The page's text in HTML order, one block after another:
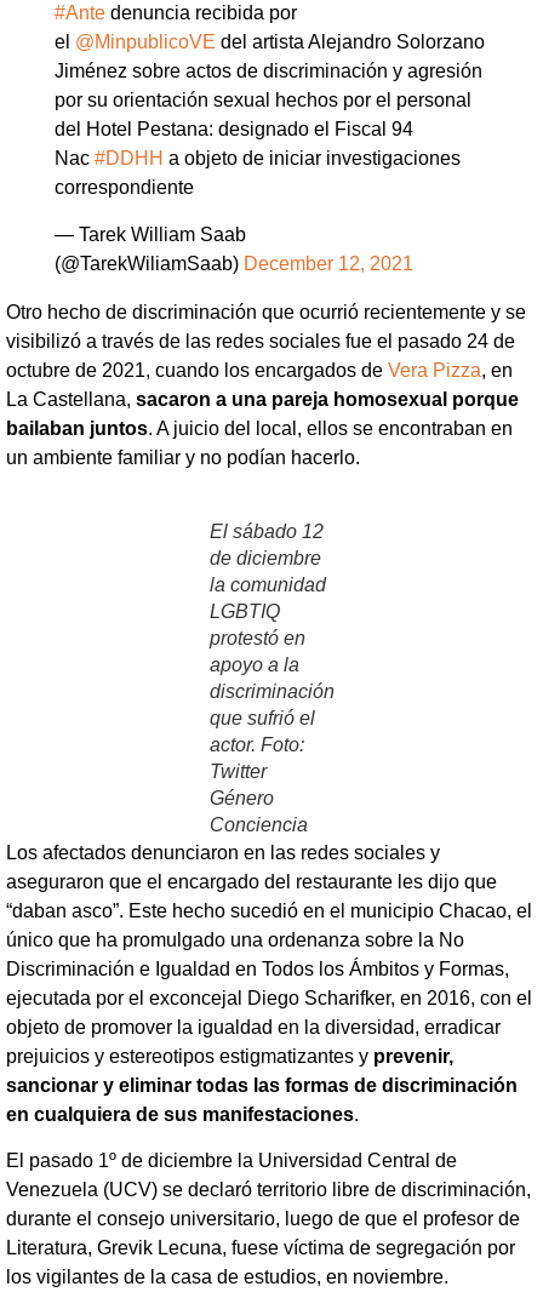
#Ante denuncia recibida por
el @MinpublicoVE del artista Alejandro Solorzano
Jiménez sobre actos de discriminación y agresión
por su orientación sexual hechos por el personal
del Hotel Pestana: designado el Fiscal 94
Nac #DDHH a objeto de iniciar investigaciones
correspondiente
— Tarek William Saab
(@TarekWiliamSaab) December 12, 2021
Otro hecho de discriminación que ocurrió recientemente y se
visibilizó a través de las redes sociales fue el pasado 24 de
octubre de 2021, cuando los encargados de Vera Pizza, en
La Castellana, sacaron a una pareja homosexual porque
bailaban juntos. A juicio del local, ellos se encontraban en
un ambiente familiar y no podían hacerlo.
El sábado 12
de diciembre
la comunidad
LGBTIQ
protestó en
apoyo a la
discriminación
que sufrió el
actor. Foto:
Twitter
Género
Conciencia
Los afectados denunciaron en las redes sociales y
aseguraron que el encargado del restaurante les dijo que
“daban asco”. Este hecho sucedió en el municipio Chacao, el
único que ha promulgado una ordenanza sobre la No
Discriminación e Igualdad en Todos los Ámbitos y Formas,
ejecutada por el exconcejal Diego Scharifker, en 2016, con el
objeto de promover la igualdad en la diversidad, erradicar
prejuicios y estereotipos estigmatizantes y prevenir,
sancionar y eliminar todas las formas de discriminación
en cualquiera de sus manifestaciones.
El pasado 1º de diciembre la Universidad Central de
Venezuela (UCV) se declaró territorio libre de discriminación,
durante el consejo universitario, luego de que el profesor de
Literatura, Grevik Lecuna, fuese víctima de segregación por
los vigilantes de la casa de estudios, en noviembre.